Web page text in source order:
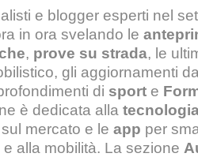
e blogger esperti nel
in ora svelando le
, prove su strada, le
gli aggiornamenti
di sport e
è dedicata alla
mercato e le app per
e alla mobilità. La sezione